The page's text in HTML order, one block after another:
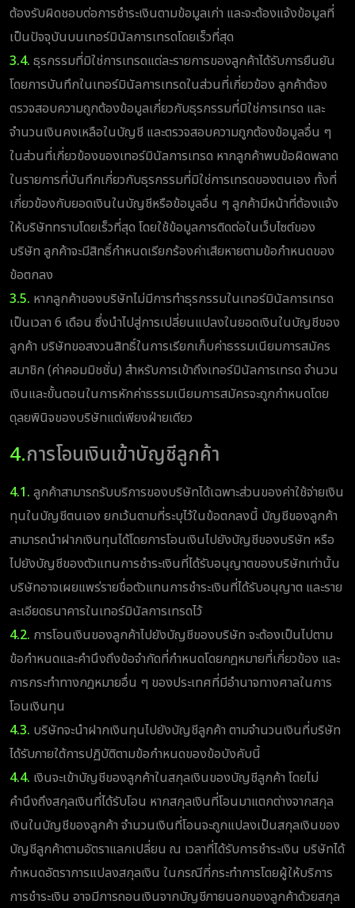
ต้องรับผิดชอบต่อการชำระเงินตามข้อมูลเก่า และจะต้องแจ้งข้อมูลที่
เป็นปัจจุบันบนเทอร์มินัลการเทรดโดยเร็วที่สุด
3.4. ธุรกรรมที่มิใช่การเทรดแต่ละรายการของลูกค้าได้รับการยืนยัน
โดยการบันทึกในเทอร์มินัลการเทรดในส่วนที่เกี่ยวข้อง ลูกค้าต้อง
ตรวจสอบความถูกต้องข้อมูลเกี่ยวกับธุรกรรมที่มิใช่การเทรด และ
จำนวนเงินคงเหลือในบัญชี และตรวจสอบความถูกต้องข้อมูลอื่น ๆ
ในส่วนที่เกี่ยวข้องของเทอร์มินัลการเทรด หากลูกค้าพบข้อผิดพลาด
ในรายการที่บันทึกเกี่ยวกับธุรกรรมที่มิใช่การเทรดของตนเอง ทั้งที่
เกี่ยวข้องกับยอดเงินในบัญชีหรือข้อมูลอื่น ๆ ลูกค้ามีหน้าที่ต้องแจ้ง
ให้บริษัททราบโดยเร็วที่สุด โดยใช้ข้อมูลการติดต่อในเว็บไซต์ของ
บริษัท ลูกค้าจะมีสิทธิ์กำหนดเรียกร้องค่าเสียหายตามข้อกำหนดของ
ข้อตกลง
3.5. หากลูกค้าของบริษัทไม่มีการทำธุรกรรมในเทอร์มินัลการเทรด
เป็นเวลา 6 เดือน ซึ่งนำไปสู่การเปลี่ยนแปลงในยอดเงินในบัญชีของ
ลูกค้า บริษัทขอสงวนสิทธิ์ในการเรียกเก็บค่าธรรมเนียมการสมัคร
สมาชิก (ค่าคอมมิชชั่น) สำหรับการเข้าถึงเทอร์มินัลการเทรด จำนวน
เงินและขั้นตอนในการหักค่าธรรมเนียมการสมัครจะถูกกำหนดโดย
ดุลยพินิจของบริษัทแต่เพียงฝ่ายเดียว
4.การโอนเงินเข้าบัญชีลูกค้า
4.1. ลูกค้าสามารถรับบริการของบริษัทได้เฉพาะส่วนของค่าใช้จ่ายเงิน
ทุนในบัญชีตนเอง ยกเว้นตามที่ระบุไว้ในข้อตกลงนี้ บัญชีของลูกค้า
สามารถนำฝากเงินทุนได้โดยการโอนเงินไปยังบัญชีของบริษัท หรือ
ไปยังบัญชีของตัวแทนการชำระเงินที่ได้รับอนุญาตของบริษัทเท่านั้น
บริษัทอาจเผยแพร่รายชื่อตัวแทนการชำระเงินที่ได้รับอนุญาต และราย
ละเอียดธนาคารในเทอร์มินัลการเทรดไว้
4.2. การโอนเงินของลูกค้าไปยังบัญชีของบริษัท จะต้องเป็นไปตาม
ข้อกำหนดและคำนึงถึงข้อจำกัดที่กำหนดโดยกฎหมายที่เกี่ยวข้อง และ
การกระทำทางกฎหมายอื่น ๆ ของประเทศที่มีอำนาจทางศาลในการ
โอนเงินทุน
4.3. บริษัทจะนำฝากเงินทุนไปยังบัญชีลูกค้า ตามจำนวนเงินที่บริษัท
ได้รับภายใต้การปฏิบัติตามข้อกำหนดของข้อบังคับนี้
4.4. เงินจะเข้าบัญชีของลูกค้าในสกุลเงินของบัญชีลูกค้า โดยไม่
คำนึงถึงสกุลเงินที่ได้รับโอน หากสกุลเงินที่โอนมาแตกต่างจากสกุล
เงินในบัญชีของลูกค้า จำนวนเงินที่โอนจะถูกแปลงเป็นสกุลเงินของ
บัญชีลูกค้าตามอัตราแลกเปลี่ยน ณ เวลาที่ได้รับการชำระเงิน บริษัทได้
กำหนดอัตราการแปลงสกุลเงิน ในกรณีที่กระทำการโดยผู้ให้บริการ
การชำระเงิน อาจมีการถอนเงินจากบัญชีภายนอกของลูกค้าด้วยสกุล